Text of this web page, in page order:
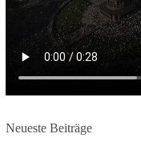
Europa braucht eine
drei Grundpfeilern
✅ Achtung der
✅ Wahrung
Krisen dürfen nicht
Neueste Beiträge